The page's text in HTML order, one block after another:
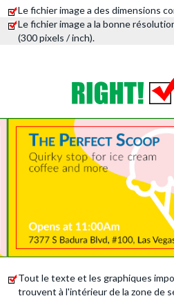
Le fichier image a des dimensions
Le fichier image a la bonne
(300 pixels / inch).
Tout le texte et les graphiques
trouvent à l'intérieur de la zone de